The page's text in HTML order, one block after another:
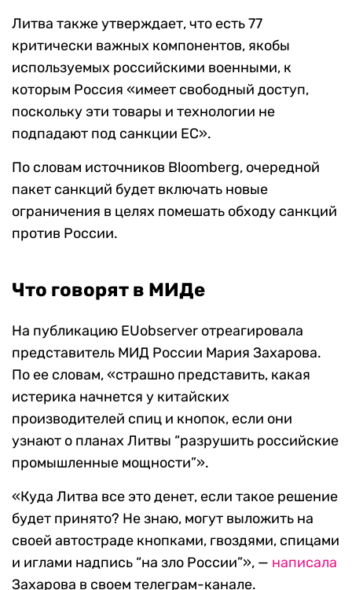
Литва также утверждает, что есть 77
критически важных компонентов, якобы
используемых российскими военными, к
которым Россия «имеет свободный доступ,
поскольку эти товары и технологии не
подпадают под санкции ЕС».
По словам источников Bloomberg, очередной
пакет санкций будет включать новые
ограничения в целях помешать обходу санкций
против России.
Что говорят в МИДе
На публикацию EUobserver отреагировала
представитель МИД России Мария Захарова.
По ее словам, «страшно представить, какая
истерика начнется у китайских
производителей спиц и кнопок, если они
узнают о планах Литвы “разрушить российские
промышленные мощности”».
«Куда Литва все это денет, если такое решение
будет принято? Не знаю, могут выложить на
своей автостраде кнопками, гвоздями, спицами
и иглами надпись “на зло России”», — написала
Захарова в своем телеграм-канале.